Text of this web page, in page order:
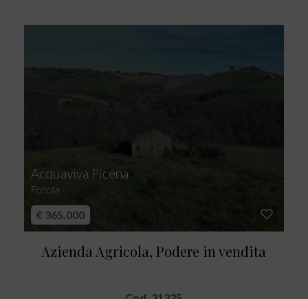
Acquaviva Picena
Forola
€ 365.000
Azienda Agricola, Podere in vendita